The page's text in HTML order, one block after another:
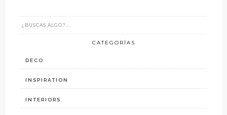
CATEGORÍAS
DECO
INSPIRATION
INTERIORS